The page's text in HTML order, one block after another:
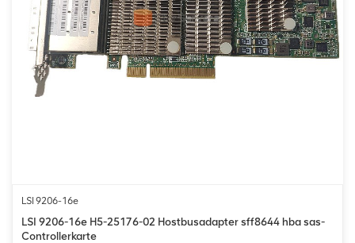
LSI 9206-16e
LSI 9206-16e H5-25176-02 Hostbusadapter sff8644 hba sas-
Controllerkarte